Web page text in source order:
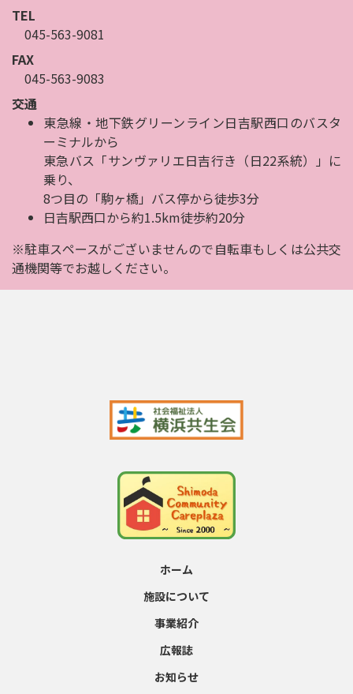
TEL
045-563-9081
FAX
045-563-9083
交通
東急線・地下鉄グリーンライン日吉駅西口のバスタ
ーミナルから
東急バス「サンヴァリエ日吉行き（日22系統）」に
乗り、
8つ目の「駒ヶ橋」バス停から徒歩3分
日吉駅西口から約1.5km徒歩約20分
※駐車スペースがございませんので自転車もしくは公共交
通機関等でお越しください。
ホーム
施設について
事業紹介
広報誌
お知らせ